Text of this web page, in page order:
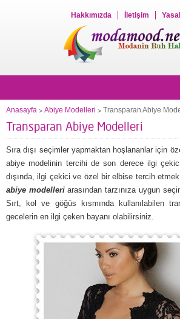
Hakkımızda İletişim
Anasayfa > Abiye Modelleri > Transparan Abiye
Transparan Abiye Modelleri
Sıra dışı seçimler yapmaktan hoşlananlar için
abiye modelinin tercihi de son derece ilgi çekici
dışında, ilgi çekici ve özel bir elbise tercih
abiye modelleriarasından tarzınıza uygun
Sırt, kol ve göğüs kısmında kullanılabilen
gecelerin en ilgi çeken bayanı olabilirsiniz.